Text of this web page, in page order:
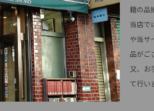
籍の品
当店で
や当サ
品がご
又、お
て行い